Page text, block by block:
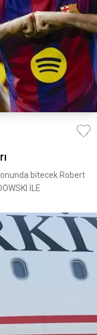
bitecek Robert
İLE